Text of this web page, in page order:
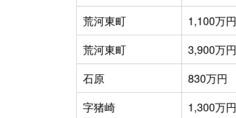
荒河東町
1,100万円
荒河東町
3,900万円
石原
830万円
字猪崎
1,300万円